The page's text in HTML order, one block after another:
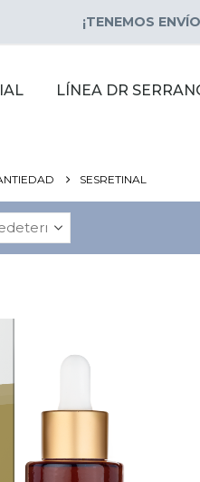
¡TENEMOS
LÍNEA DR
SESRETINAL